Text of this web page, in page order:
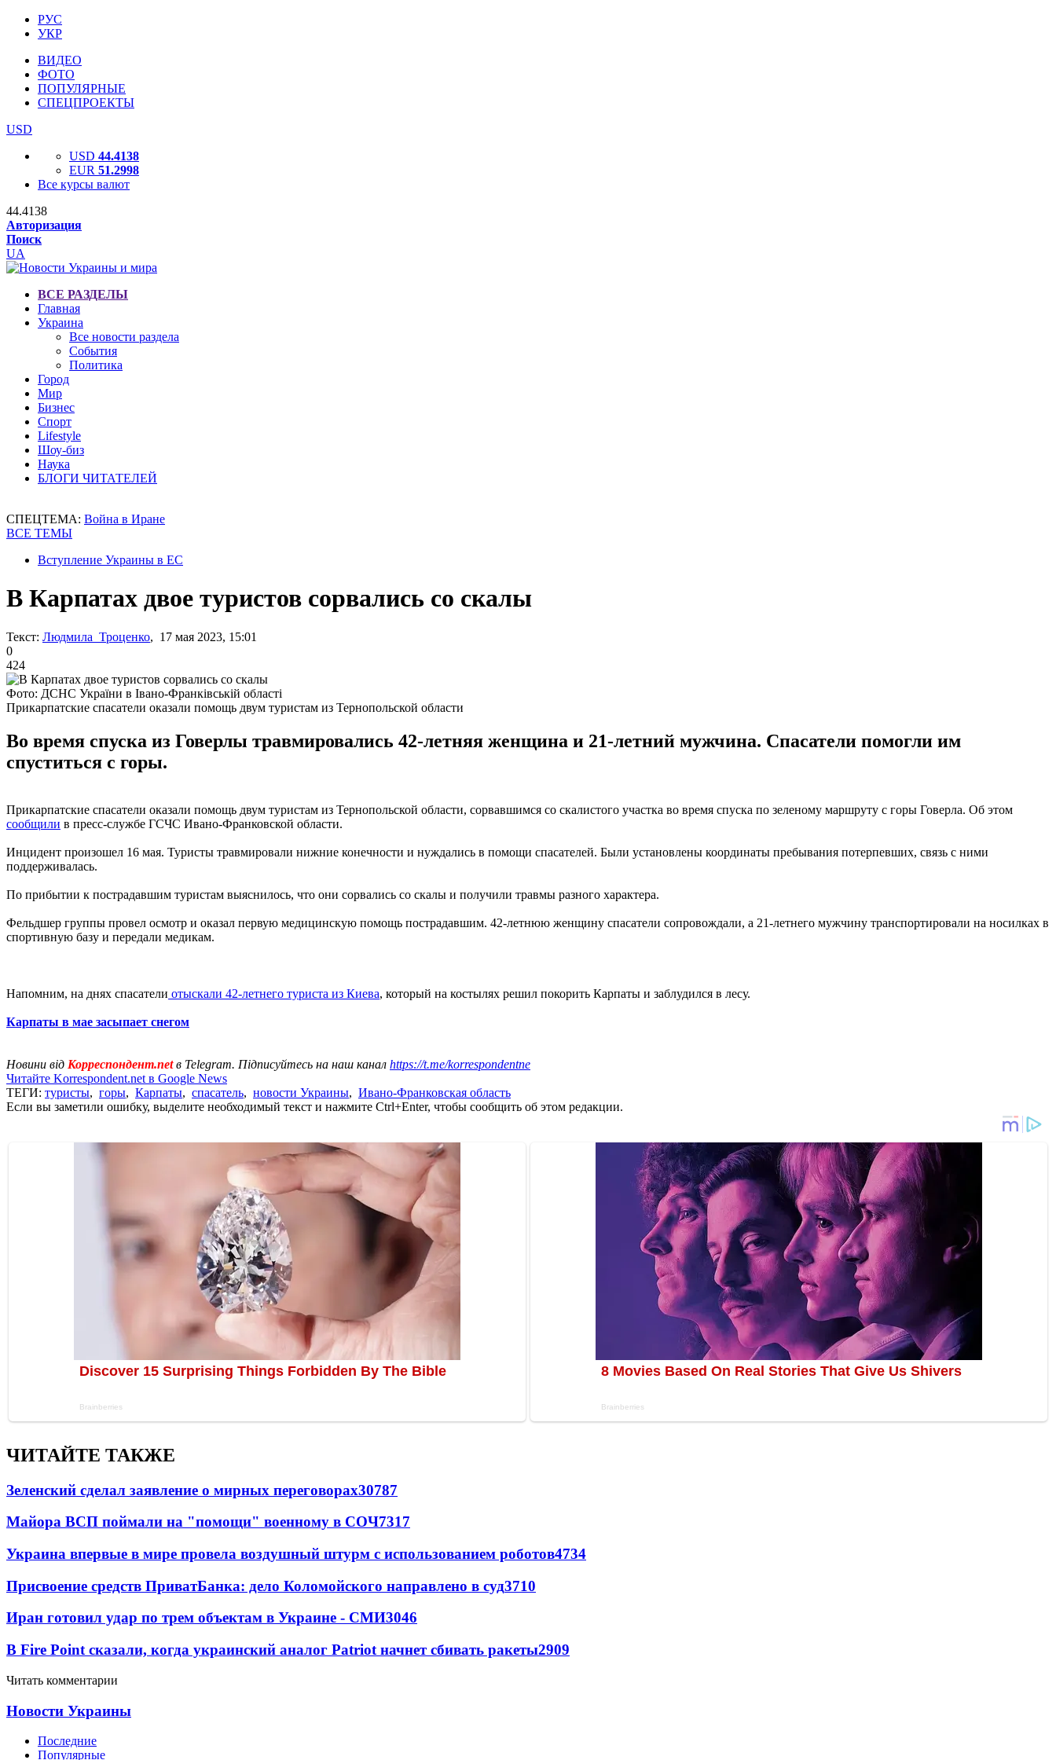
РУС
УКР
ВИДЕО
ФОТО
ПОПУЛЯРНЫЕ
СПЕЦПРОЕКТЫ
USD
USD 44.4138
EUR 51.2998
Все курсы валют
44.4138
Авторизация
Поиск
UA
ВСЕ РАЗДЕЛЫ
Главная
Украина
Все новости раздела
События
Политика
Город
Мир
Бизнес
Спорт
Lifestyle
Шоу-биз
Наука
БЛОГИ ЧИТАТЕЛЕЙ
СПЕЦТЕМА: Война в Иране
ВСЕ ТЕМЫ
Вступление Украины в ЕС
В Карпатах двое туристов сорвались со скалы
Текст: Людмила Троценко, 17 мая 2023, 15:01
0
424
Фото: ДСНС України в Івано-Франківській області
Прикарпатские спасатели оказали помощь двум туристам из Тернопольской области
Во время спуска из Говерлы травмировались 42-летняя женщина и 21-летний мужчина. Спасатели помогли им
спуститься с горы.
Прикарпатские спасатели оказали помощь двум туристам из Тернопольской области, сорвавшимся со скалистого участка во время спуска по зеленому маршруту с горы Говерла. Об этом
сообщили в пресс-службе ГСЧС Ивано-Франковской области.
Инцидент произошел 16 мая. Туристы травмировали нижние конечности и нуждались в помощи спасателей. Были установлены координаты пребывания потерпевших, связь с ними
поддерживалась.
По прибытии к пострадавшим туристам выяснилось, что они сорвались со скалы и получили травмы разного характера.
Фельдшер группы провел осмотр и оказал первую медицинскую помощь пострадавшим. 42-летнюю женщину спасатели сопровождали, а 21-летнего мужчину транспортировали на носилках в
спортивную базу и передали медикам.
Напомним, на днях спасатели отыскали 42-летнего туриста из Киева, который на костылях решил покорить Карпаты и заблудился в лесу.
Карпаты в мае засыпает снегом
Новини від Корреспондент.netв Telegram. Підписуйтесь на наш канал https://t.me/korrespondentne
Читайте Korrespondent.net в Google News
ТЕГИ: туристы, горы, Карпаты, спасатель, новости Украины, Ивано-Франковская область
Если вы заметили ошибку, выделите необходимый текст и нажмите Ctrl+Enter, чтобы сообщить об этом редакции.
ЧИТАЙТЕ ТАКЖЕ
Зеленский сделал заявление о мирных переговорах30787
Майора ВСП поймали на "помощи" военному в СОЧ7317
Украина впервые в мире провела воздушный штурм с использованием роботов4734
Присвоение средств ПриватБанка: дело Коломойского направлено в суд3710
Иран готовил удар по трем объектам в Украине - СМИ3046
В Fire Point сказали, когда украинский аналог Patriot начнет сбивать ракеты2909
Читать комментарии
Новости Украины
Последние
Популярные